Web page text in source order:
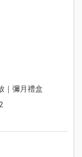
｜彌月禮盒